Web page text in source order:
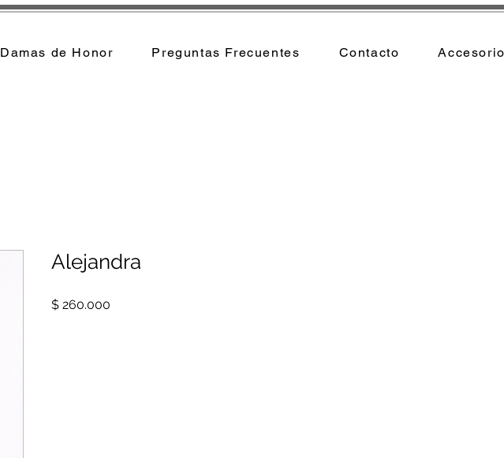
Damas de Honor Preguntas Frecuentes Contacto
Alejandra
$ 260.000